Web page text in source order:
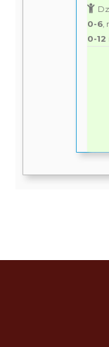
0-6,
0-12